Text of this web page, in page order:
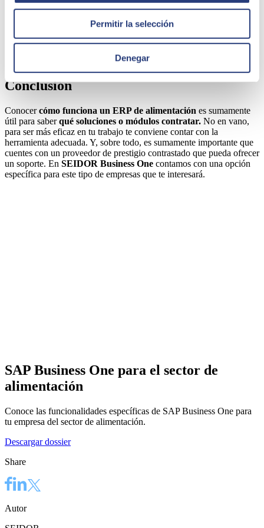
Permitir la selección
Denegar
Conclusión
Conocercómo funciona un ERP de alimentación es sumamente
útil para saberqué soluciones o módulos contratar. No en vano,
para ser más eficaz en tu trabajo te conviene contar con la
herramienta adecuada. Y, sobre todo, es sumamente importante que
cuentes con un proveedor de prestigio contrastado que pueda ofrecer
un soporte. En SEIDOR Business One contamos con una opción
específica para este tipo de empresas que te interesará.
SAP Business One para el sector de
alimentación
Conoce las funcionalidades específicas de SAP Business One para
tu empresa del sector de alimentación.
Descargar dossier
Share
Autor